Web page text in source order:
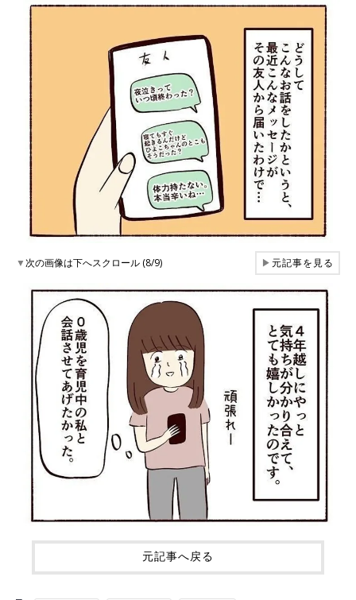
▼次の画像は下へスクロール (8/9) ▶元記事を見る
元記事へ戻る